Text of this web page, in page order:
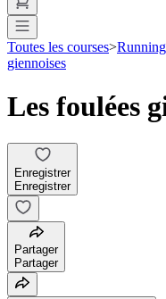
Toutes les courses>Running
giennoises
Les foulées
Enregistrer
Enregistrer
Partager
Partager